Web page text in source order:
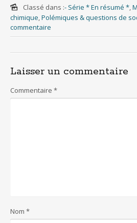
e
b
o
o
k
itt
er
er
e
st
at
s
A
p
p
ai
l
Classé dans :- Série * En résumé *,
chimique,Polémiques & questions de
commentaire
Laisser un commentaire
Commentaire *
Nom *